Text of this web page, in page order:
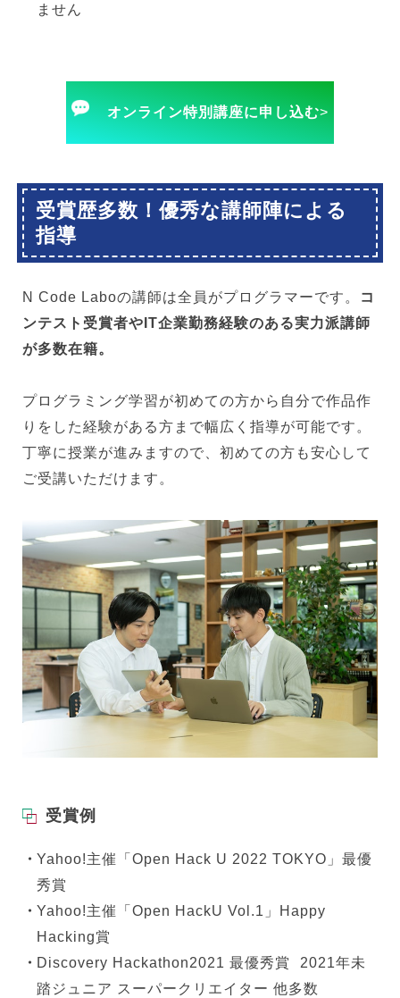
ません
オンライン特別講座に申し込む>
受賞歴多数！優秀な講師陣による
指導
N Code Laboの講師は全員がプログラマーです。
コ
ンテスト受賞者やIT企業勤務経験のある実力派講師
が多数在籍。
プログラミング学習が初めての方から自分で作品作
りをした経験がある方まで幅広く指導が可能です。
丁寧に授業が進みますので、初めての方も安心して
ご受講いただけます。
受賞例
Yahoo!主催「Open Hack U 2022 TOKYO」最優
秀賞
Yahoo!主催「Open HackU Vol.1」Happy
Hacking賞
Discovery Hackathon2021 最優秀賞 2021年未
踏ジュニア スーパークリエイター 他多数